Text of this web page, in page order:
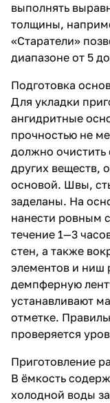
выполнять
толщины,
«Старатели»
диапазоне от 5
Подготовка
Для укладки
ангидритные
прочностью не
должно очистить
других веществ,
основой. Швы,
заделаны. На
нанести ровным
течение 1—3
стен, а также
элементов и ниш
демпферную
устанавливают
отметке.
проверяется
Приготовление
В ёмкость
холодной воды